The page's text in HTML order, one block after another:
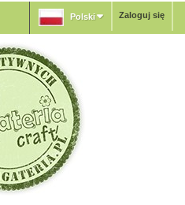
Zaloguj się
Polski